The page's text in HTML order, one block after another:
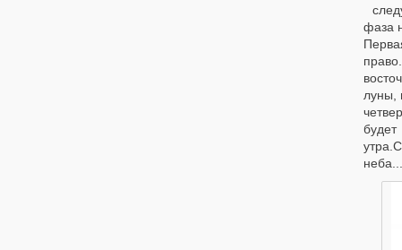
фаза
луны,
неба...